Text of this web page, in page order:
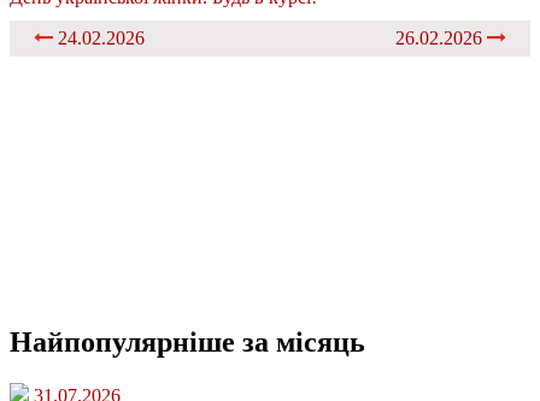
24.02.2026
26.02.2026
Найпопулярніше за місяць
31.07.2026